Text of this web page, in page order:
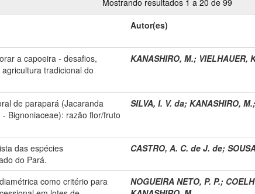
Autor(es)
a capoeira - desafios,
tradicional do
KANASHIRO, M.; VIELHAUER,
de parapará (Jacaranda
Bignoniaceae): razão flor/fruto
SILVA, I. V. da; KANASHIRO, M.;
das espécies
do Pará.
CASTRO, A. C. de J. de;
como critério para
NOGUEIRA NETO, P. P.;